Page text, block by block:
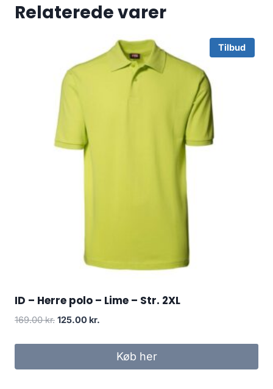
Relaterede varer
Tilbud
ID – Herre polo – Lime – Str. 2XL
169.00kr. Original
was:
125.00 kr.
is:
125.00 kr..
Køb her